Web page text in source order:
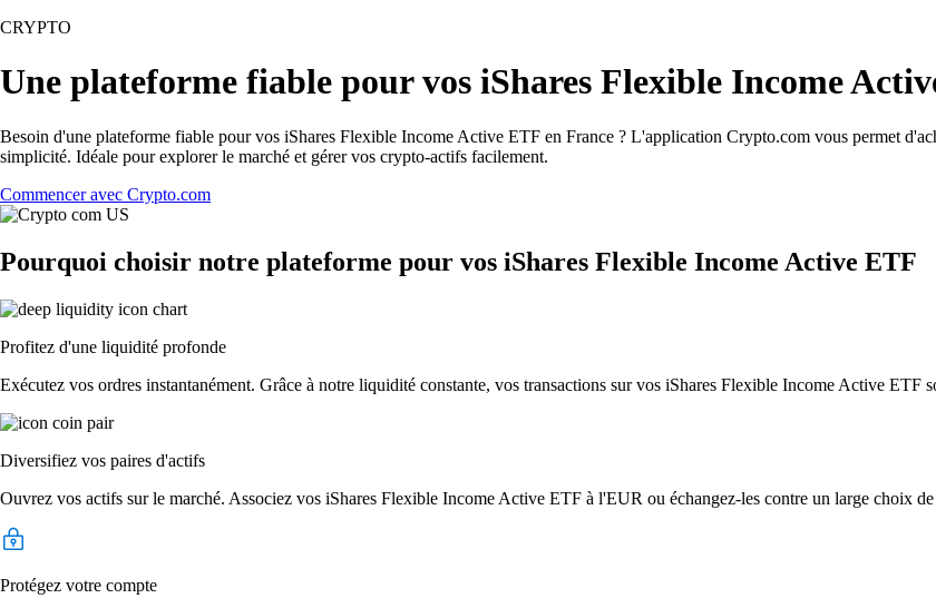
CRYPTO
Une plateforme fiable pour vos iShares Flexible Income
Besoin d'une plateforme fiable pour vos iShares Flexible Income Active ETF en France ? L'application Crypto.com vous permet
simplicité. Idéale pour explorer le marché et gérer vos crypto-actifs facilement.
Commencer avec Crypto.com
Pourquoi choisir notre plateforme pour vos iShares Flexible Income Active ETF
Profitez d'une liquidité profonde
Exécutez vos ordres instantanément. Grâce à notre liquidité constante, vos transactions sur vos iShares Flexible Income Active ETF
Diversifiez vos paires d'actifs
Ouvrez vos actifs sur le marché. Associez vos iShares Flexible Income Active ETF à l'EUR ou échangez-les contre un large choix
Protégez votre compte